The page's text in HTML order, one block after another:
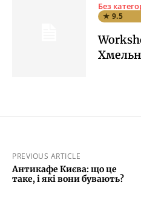
Без
★ 9.5
PREVIOUS ARTICLE
Антикафе Києва: що це
таке, і які вони бувають?